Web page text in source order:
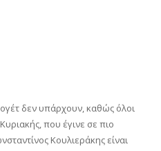
δεν υπάρχουν, καθώς όλοι
που έγινε σε πιο
Κουλιεράκης είναι